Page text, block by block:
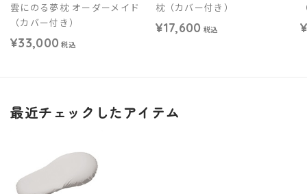
雲にのる夢枕 オーダーメイド
（カバー付き）
¥33,000 税込
枕（カバー付き）
¥17,600 税込
最近チェックしたアイテム